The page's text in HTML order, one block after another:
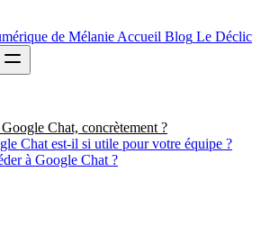
de Mélanie Accueil Blog Le Déclic
Google Chat, concrètement ?
Chat est-il si utile pour votre équipe ?
à Google Chat ?